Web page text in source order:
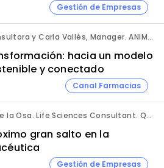
Gestión de Empresas
Silvia Blanco, Consultora y Carla Vallès, Manager. ANIMA.
hacia un modelo
y conectado
Canal Farmacias
Héctor Fuentes de la Osa. Life Sciences Consultant. QbD Group.
gran salto en la
Gestión de Empresas